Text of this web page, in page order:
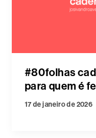
#80folhas
para quem é
17 de janeiro de 2026